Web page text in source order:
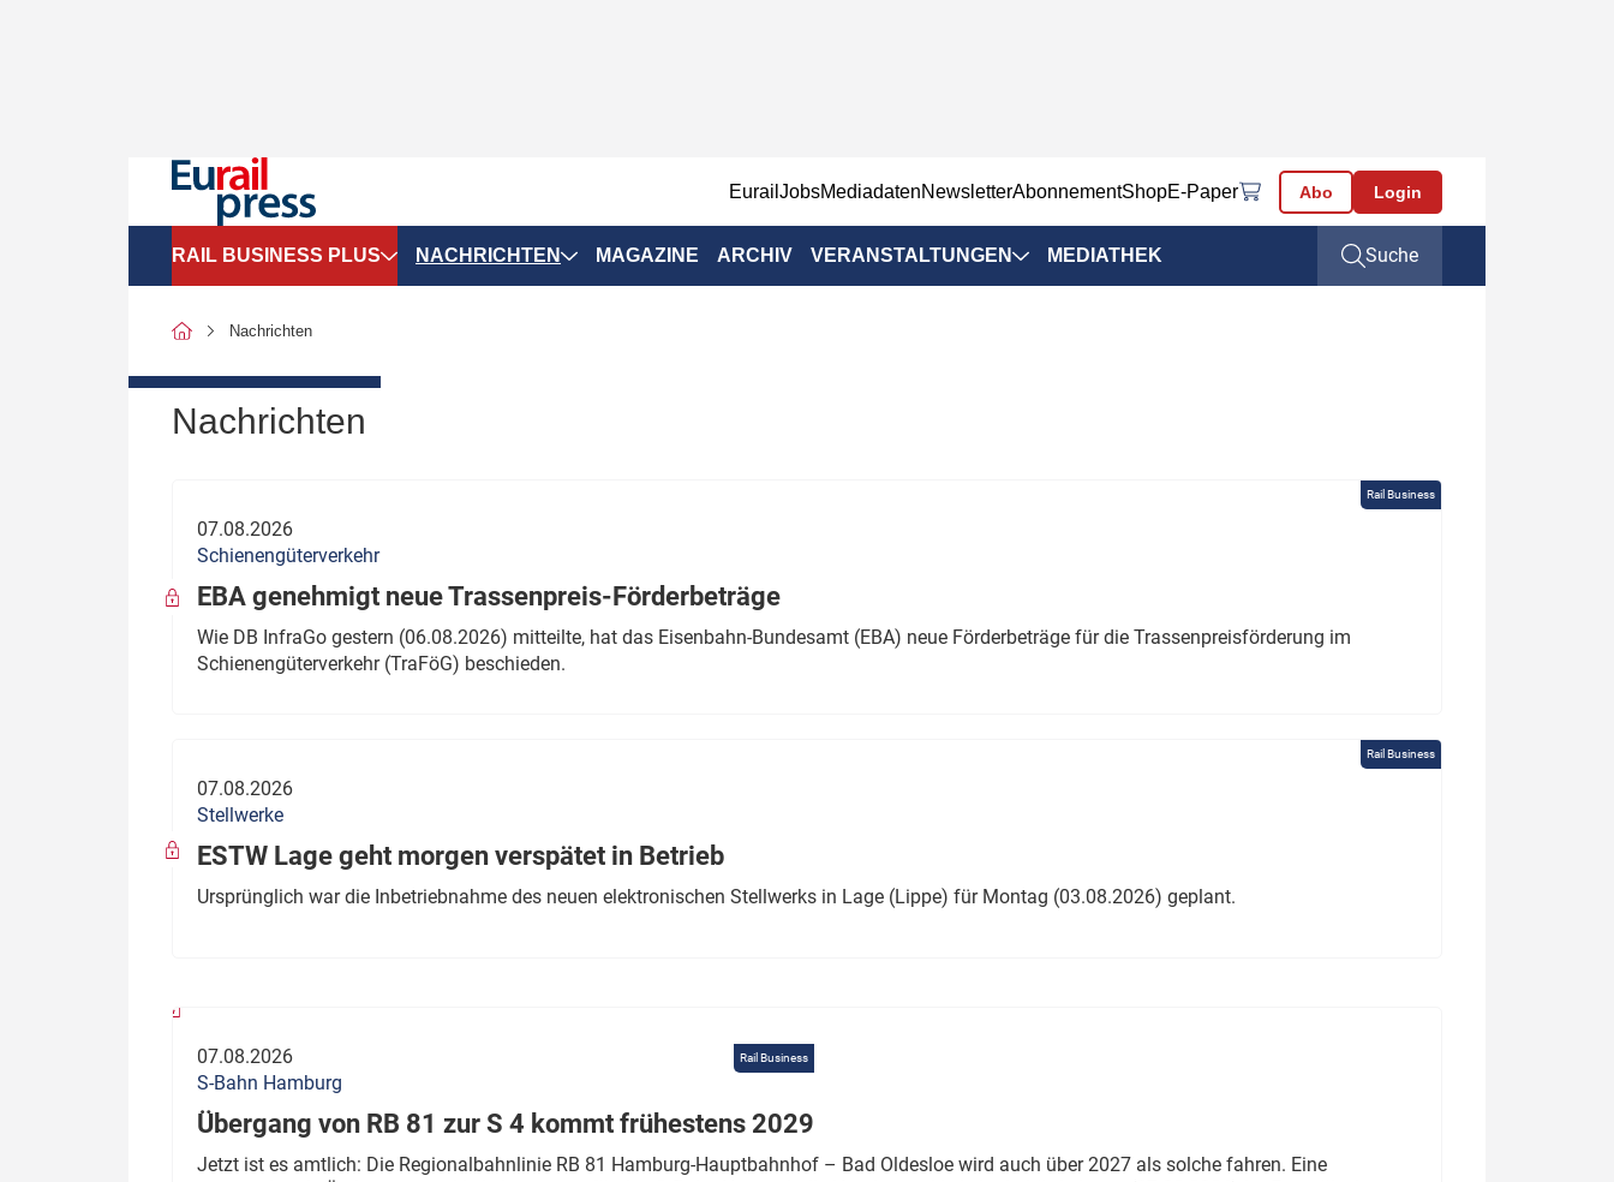
EurailJobsMediadatenNewsletterAbonnementShopE-Paper Abo Login
RAIL BUSINESS PLUS
SPNV-Marktdaten
Politik
Verbände: Wer spricht für
wen?
Thema des Monats
Dossier: Generalsanierung
Dossier: ETCS
NACHRICHTEN
Infrastruktur & Ausrüstung
ÖPNV
MAGAZINE ARCHIV VERANSTALTUNGEN MEDIATHEK Suche
Nachrichten
Nachrichten
Rail Business
07.08.2026
Schienengüterverkehr
EBA genehmigt neue Trassenpreis-Förderbeträge
Wie DB InfraGo gestern (06.08.2026) mitteilte, hat das Eisenbahn-Bundesamt (EBA) neue Förderbeträge für die Trassenpreisförderung im
Schienengüterverkehr (TraFöG) beschieden.
Rail Business
07.08.2026
Stellwerke
ESTW Lage geht morgen verspätet in Betrieb
Ursprünglich war die Inbetriebnahme des neuen elektronischen Stellwerks in Lage (Lippe) für Montag (03.08.2026) geplant.
Rail Business
07.08.2026
S-Bahn Hamburg
Übergang von RB 81 zur S 4 kommt frühestens 2029
Jetzt ist es amtlich: Die Regionalbahnlinie RB 81 Hamburg-Hauptbahnhof – Bad Oldesloe wird auch über 2027 als solche fahren. Eine